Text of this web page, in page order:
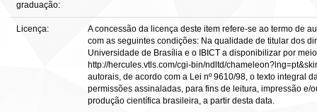
graduação:
Licença:
A concessão da licença deste item refere-se ao termo de
com as seguintes condições: Na qualidade de titular dos
Universidade de Brasília e o IBICT a disponibilizar por
http://hercules.vtls.com/cgi-bin/ndltd/
autorais, de acordo com a Lei nº 9610/98, o texto integral
permissões assinaladas, para fins de leitura, impressão e/
produção científica brasileira, a partir desta data.